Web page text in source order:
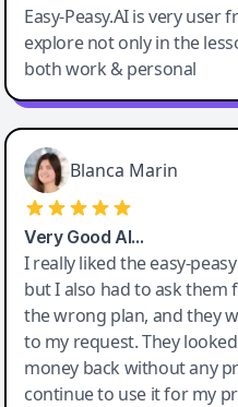
Easy-Peasy.AI is very
explore not only in the
both work & personal
Blanca Marin
Very Good AI…
I really liked the easy-
but I also had to ask them
the wrong plan, and they
to my request. They
money back without any
continue to use it for my